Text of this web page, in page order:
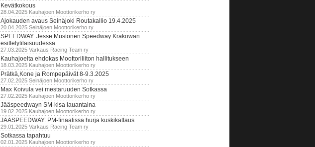
Kevätkokous
28.04.2025 Kauhajoen Moottorikerho ry
Ajokauden avaus Seinäjoki Routakallio 19.4.2025
20.04.2025 Seinäjoen Moottorikerho ry
SPEEDWAY: Jesse Mustonen Speedway Krakowan
esittelytilaisuudessa
27.03.2025 Varkaus Racing Team ry
Kauhajoelta ehdokas Moottoriliiton hallitukseen
18.03.2025 Kauhajoen Moottorikerho ry
Prätkä,Kone ja Rompepäivät 8-9.3.2025
27.02.2025 Seinäjoen Moottorikerho ry
Max Koivula vei mestaruuden Sotkassa
27.02.2025 Kauhajoen Moottorikerho ry
Jääspeedwayn SM-kisa lauantaina
19.02.2025 Kauhajoen Moottorikerho ry
JÄÄSPEEDWAY: PM-finaalissa hurja kuskikattaus
29.01.2025 Varkaus Racing Team ry
Sotkassa tapahtuu
02.01.2025 Kauhajoen Moottorikerho ry